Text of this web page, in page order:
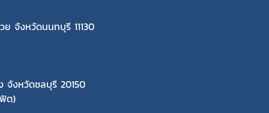
จังหวัดนนทบุรี 11130
จังหวัดชลบุรี 20150
ต)